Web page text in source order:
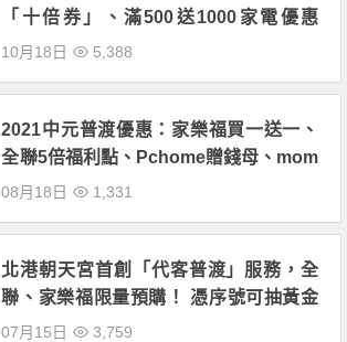
「十倍券」、滿500送1000家電優惠
券！
10月18日 5,388
2021中元普渡優惠：家樂福買一送一、
全聯5倍福利點、Pchome贈錢母、mom
o搶5折券，最高15%回饋！
08月18日 1,331
北港朝天宮首創「代客普渡」服務，全
聯、家樂福限量預購！ 憑序號可抽黃金
媽祖、純銀墜鍊！
07月15日 3,759